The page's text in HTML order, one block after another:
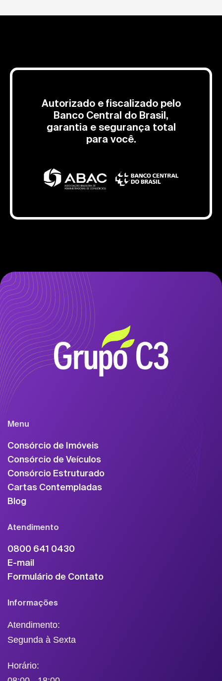
Autorizado e fiscalizado pelo
Banco Central do Brasil,
garantia e segurança total
para você.
Menu
Consórcio de Imóveis
Consórcio de Veículos
Consórcio Estruturado
Cartas Contempladas
Blog
Atendimento
0800 641 0430
E-mail
Formulário de Contato
Informações
Atendimento:
Segunda à Sexta
Horário: